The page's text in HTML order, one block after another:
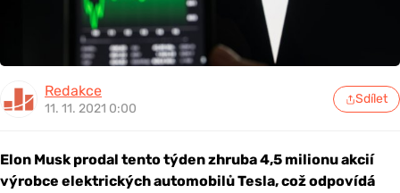
Redakce
11. 11. 2021 0:00
Sdílet
Elon Musk prodal tento týden zhruba 4,5 milionu akcií
výrobce elektrických automobilů Tesla, což odpovídá